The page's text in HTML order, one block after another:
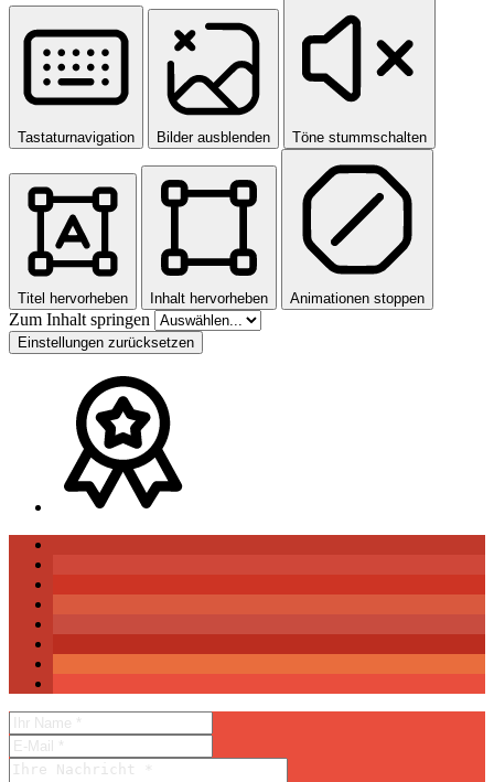
Tastaturnavigation Bilder ausblenden Töne stummschalten
Titel hervorheben Inhalt hervorheben Animationen stoppen
Zum Inhalt springen
Einstellungen zurücksetzen